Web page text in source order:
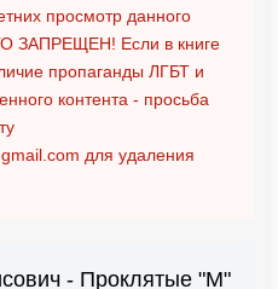
просмотр данного
ЗАПРЕЩЕН! Если в книге
пропаганды ЛГБТ и
контента - просьба
для удаления
- Проклятые "М"